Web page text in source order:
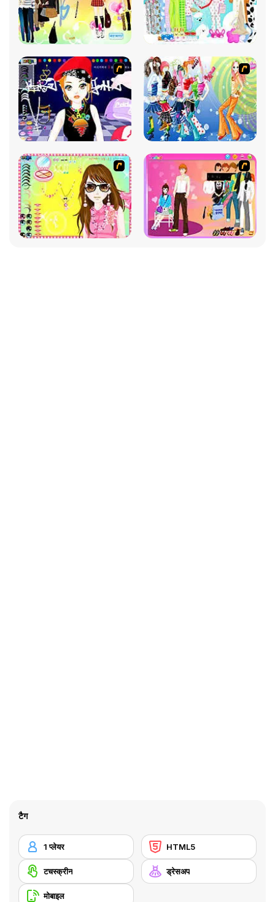
टैग
1 प्लेयर HTML5
टचस्क्रीन ड्रेसअप
मोबाइल